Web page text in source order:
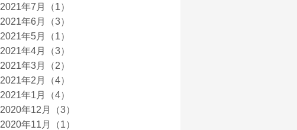
2021年7月（1）
2021年6月（3）
2021年5月（1）
2021年4月（3）
2021年3月（2）
2021年2月（4）
2021年1月（4）
2020年12月（3）
2020年11月（1）